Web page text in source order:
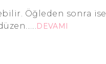
Öğleden sonra ise
DEVAMI